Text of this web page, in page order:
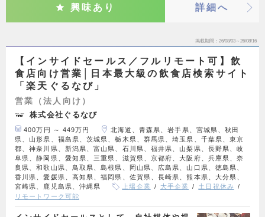
興味あり 詳細へ
掲載期間 26/08/03～26/08/16
【インサイドセールス／フルリモート可】飲
食店向け営業│日本最大級の飲食店検索サイト
「楽天ぐるなび」
営業（法人向け）
株式会社ぐるなび
400万円 ～ 449万円
北海道、青森県、岩手県、宮城県、秋田
県、山形県、福島県、茨城県、栃木県、群馬県、埼玉県、千葉県、東京
都、神奈川県、新潟県、富山県、石川県、福井県、山梨県、長野県、岐
阜県、静岡県、愛知県、三重県、滋賀県、京都府、大阪府、兵庫県、奈
良県、和歌山県、鳥取県、島根県、岡山県、広島県、山口県、徳島県、
香川県、愛媛県、高知県、福岡県、佐賀県、長崎県、熊本県、大分県、
宮崎県、鹿児島県、沖縄県
上場企業 大手企業
土日祝休み
リモートワーク可能